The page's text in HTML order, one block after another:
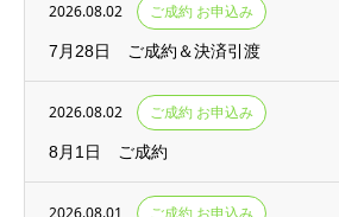
2026.08.02 ご成約 お申込み
7月28日 ご成約＆決済引渡
2026.08.02 ご成約 お申込み
8月1日 ご成約
2026.08.01 ご成約 お申込み